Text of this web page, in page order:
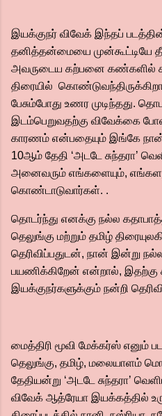
இயக்குநர் விவேக் இந்தப்
தனித்தன்மையை முன்கூட்டியே
அவருடைய கற்பனை கண்களில்
திரையில்
பேசும்போது உணர முடிந்தது.
இடம்பெறுவதற்கு விவேக்கை
காரணம் என்பதையும் இங்கே நான்
10ஆம் தேதி ‘அடடே சுந்தரா’
அனைவரும் எங்களையும்,
கொண்டாடுவார்கள். .
தொடர்ந்து எனக்கு நல்ல
தெலுங்கு மற்றும் தமிழ்
தெரிவிப்பதுடன், நான் இன்று
பயணிக்கிறேன் என்றால்,
இயக்குநர்களுக்கும் நன்றி
மைத்திரி மூவி மேக்கர்ஸ் எனும்
தெலுங்கு, தமிழ், மலையாளம்
தேதியன்று ‘அடடே சுந்தரா’
விவேக் ஆத்ரேயா இயக்கத்தில்